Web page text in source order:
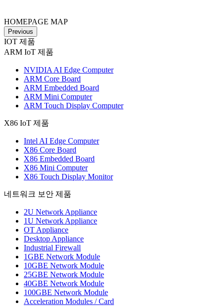
HOMEPAGE MAP
Previous
IOT 제품
ARM IoT 제품
NVIDIA AI Edge Computer
ARM Core Board
ARM Embedded Board
ARM Mini Computer
ARM Touch Display Computer
X86 IoT 제품
Intel AI Edge Computer
X86 Core Board
X86 Embedded Board
X86 Mini Computer
X86 Touch Display Monitor
네트워크 보안 제품
2U Network Appliance
1U Network Appliance
OT Appliance
Desktop Appliance
Industrial Firewall
1GBE Network Module
10GBE Network Module
25GBE Network Module
40GBE Network Module
100GBE Network Module
Acceleration Modules / Card